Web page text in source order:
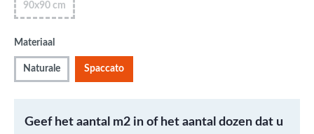
90x90 cm
Materiaal
Naturale Spaccato
Geef het aantal m2 in of het aantal dozen dat u